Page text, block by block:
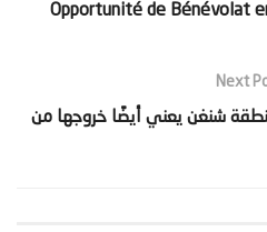
Opportunité de Bénévolat
Next
منطقة شنغن يعني أيضًا خروجها من